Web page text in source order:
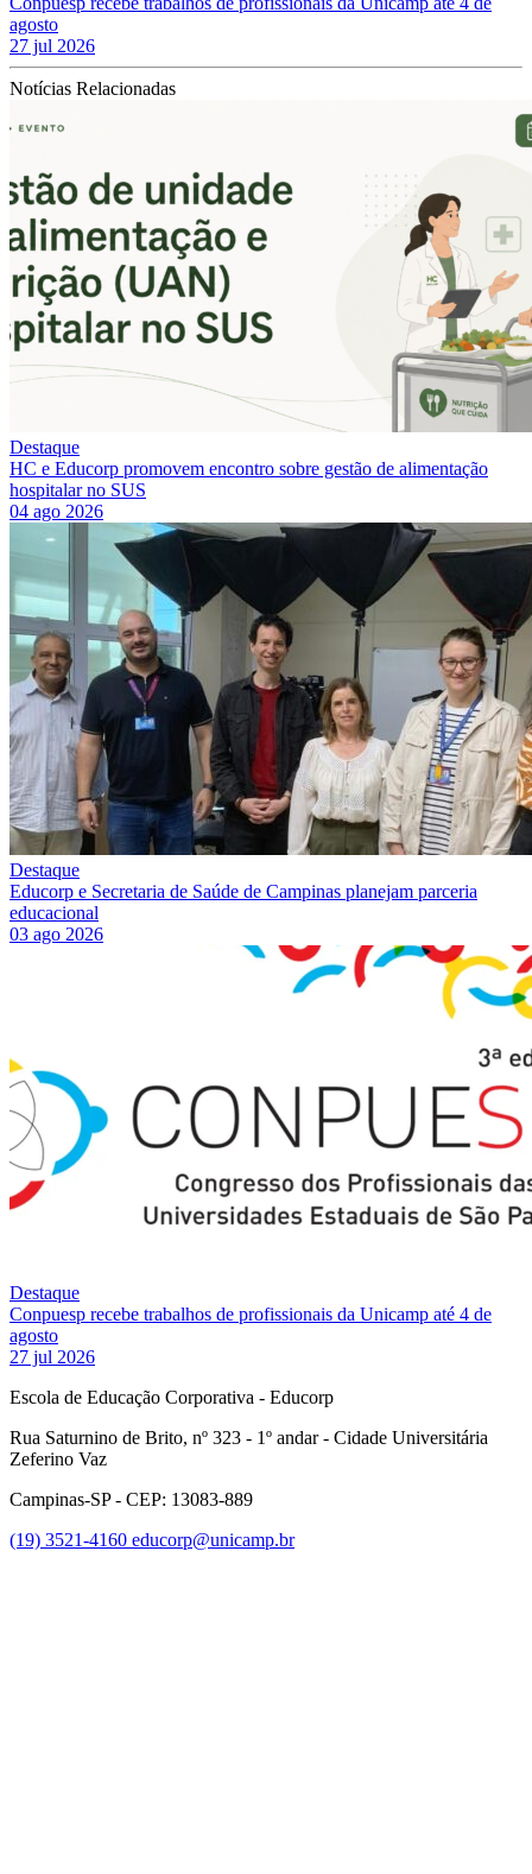
agosto
27 jul 2026
Notícias Relacionadas
Destaque
HC e Educorp promovem encontro sobre gestão de alimentação
hospitalar no SUS
04 ago 2026
Destaque
Educorp e Secretaria de Saúde de Campinas planejam parceria
educacional
03 ago 2026
Destaque
Conpuesp recebe trabalhos de profissionais da Unicamp até 4 de
agosto
27 jul 2026
Escola de Educação Corporativa - Educorp
Rua Saturnino de Brito, nº 323 - 1º andar - Cidade Universitária
Zeferino Vaz
Campinas-SP - CEP: 13083-889
(19) 3521-4160 educorp@unicamp.br